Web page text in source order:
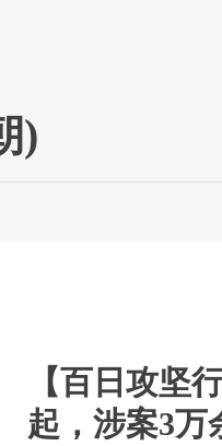
)
【百日攻坚
起，涉案3万